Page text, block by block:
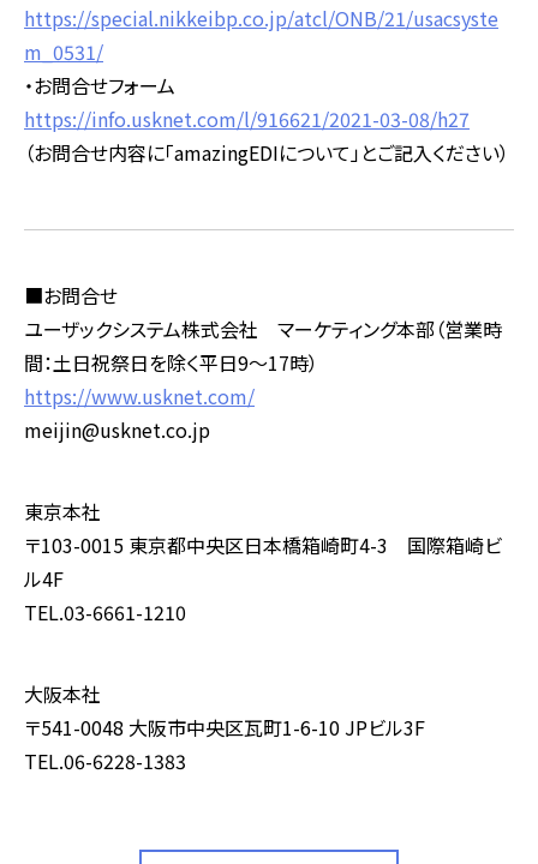
https://special.nikkeibp.co.jp/atcl/ONB/21/usacsyste
m_0531/
・お問合せフォーム
https://info.usknet.com/l/916621/2021-03-08/h27
（お問合せ内容に「amazingEDIについて」とご記入ください）
■お問合せ
ユーザックシステム株式会社 マーケティング本部（営業時
間：土日祝祭日を除く平日9～17時）
https://www.usknet.com/
meijin@usknet.co.jp
東京本社
〒103-0015 東京都中央区日本橋箱崎町4-3 国際箱崎ビ
ル4F
TEL.03-6661-1210
大阪本社
〒541-0048 大阪市中央区瓦町1-6-10 JPビル3F
TEL.06-6228-1383